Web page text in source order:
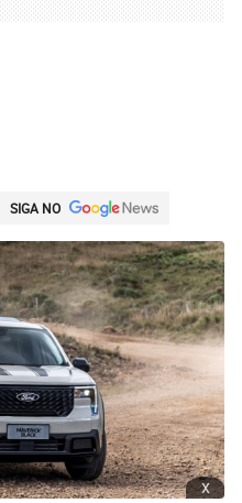
SIGA NO
x